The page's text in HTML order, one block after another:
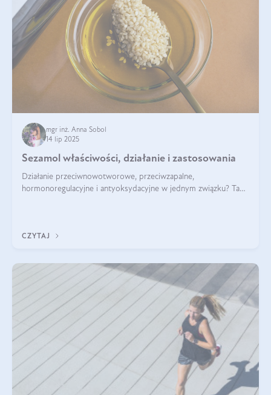
mgr inż. Anna Sobol
14 lip 2025
Sezamol właściwości, działanie i zastosowania
Działanie przeciwnowotworowe, przeciwzapalne,
hormonoregulacyjne i antyoksydacyjne w jednym związku? Tak
CZYTAJ